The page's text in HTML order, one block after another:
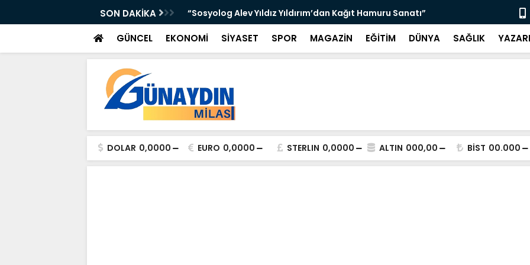
SON DAKİKA “Sosyolog Alev Yıldız Yıldırım’dan Kağıt Hamuru Sanatı” “3 Bin
GÜNCEL EKONOMİ SİYASET SPOR MAGAZİN EĞİTİM DÜNYA SAĞLIK
DOLAR 0,0000 EURO 0,0000 STERLIN 0,0000 ALTIN 000,00 BİST 00.000